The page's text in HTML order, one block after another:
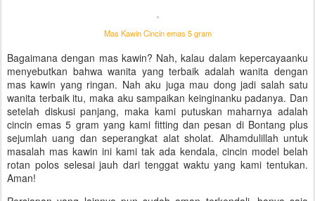
Mas Kawin Cincin emas 5 gram
Bagaimana dengan mas kawin? Nah, kalau dalam kepercayaanku
menyebutkan bahwa wanita yang terbaik adalah wanita dengan
mas kawin yang ringan. Nah aku juga mau dong jadi salah satu
wanita terbaik itu, maka aku sampaikan keinginanku padanya. Dan
setelah diskusi panjang, maka kami putuskan maharnya adalah
cincin emas 5 gram yang kami fitting dan pesan di Bontang plus
sejumlah uang dan seperangkat alat sholat. Alhamdulillah untuk
masalah mas kawin ini kami tak ada kendala, cincin model belah
rotan polos selesai jauh dari tenggat waktu yang kami tentukan.
Aman!